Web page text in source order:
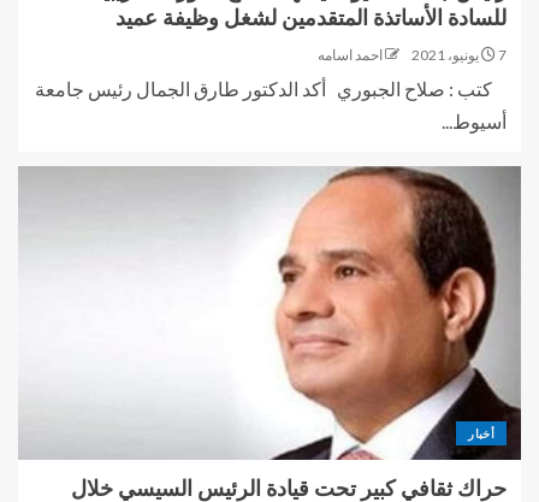
للسادة الأساتذة المتقدمين لشغل وظيفة عميد
7 يونيو، 2021 احمد اسامه
كتب : صلاح الجبوري أكد الدكتور طارق الجمال رئيس جامعة
أسيوط...
أخبار
حراك ثقافي كبير تحت قيادة الرئيس السيسي خلال